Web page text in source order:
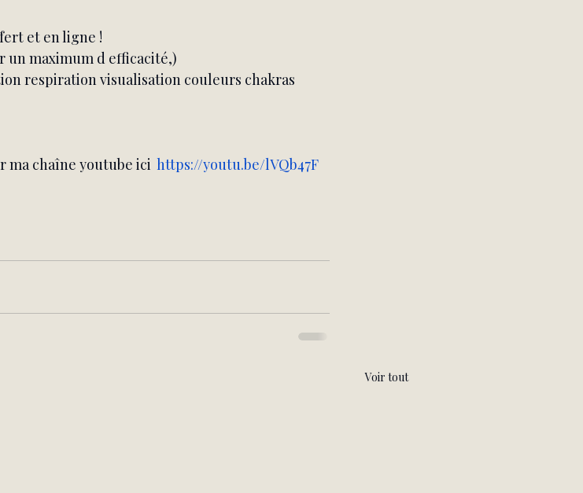
et en ligne !
un maximum d efficacité,)
respiration visualisation couleurs chakras
ma chaîne youtube ici https://youtu.be/lVQb47F
Voir tout